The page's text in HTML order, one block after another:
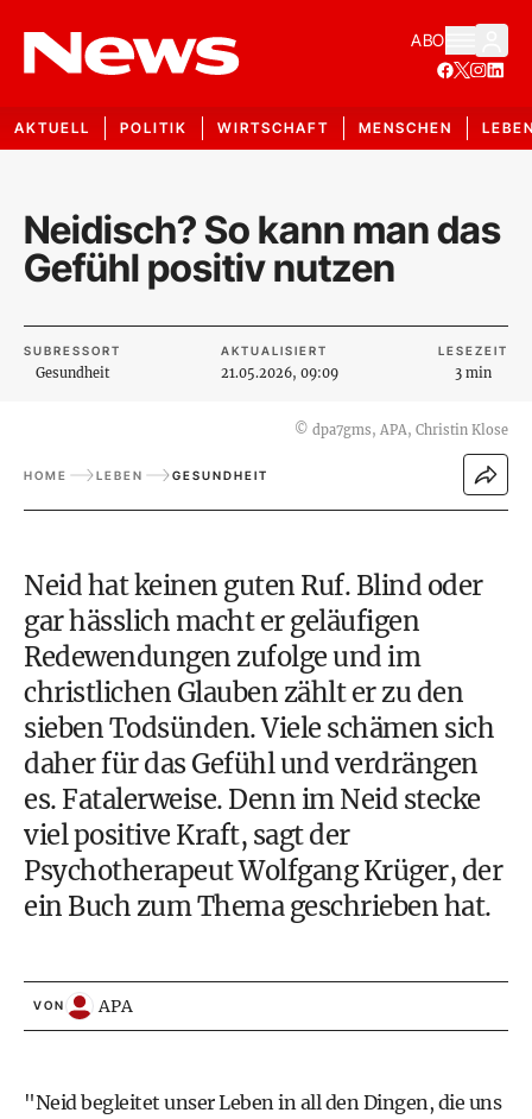
ABO
AKTUELL POLITIK WIRTSCHAFT MENSCHEN
Neidisch? So kann man das
Gefühl positiv nutzen
SUBRESSORT
Gesundheit
AKTUALISIERT
21.05.2026, 09:09
LESEZEIT
3 min
© dpa7gms, APA, Christin Klose
HOME LEBEN GESUNDHEIT
Neid hat keinen guten Ruf. Blind oder
gar hässlich macht er geläufigen
Redewendungen zufolge und im
christlichen Glauben zählt er zu den
sieben Todsünden. Viele schämen sich
daher für das Gefühl und verdrängen
es. Fatalerweise. Denn im Neid stecke
viel positive Kraft, sagt der
Psychotherapeut Wolfgang Krüger, der
ein Buch zum Thema geschrieben hat.
VON APA
"Neid begleitet unser Leben in all den Dingen, die uns